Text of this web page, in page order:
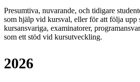
Presumtiva, nuvarande, och tidigare
som hjälp vid kursval, eller för att följa upp
kursansvariga, examinatorer,
som ett stöd vid kursutveckling.
2026